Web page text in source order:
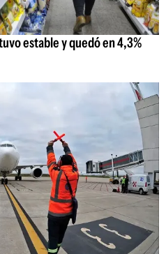
estable y quedó en 4,3%